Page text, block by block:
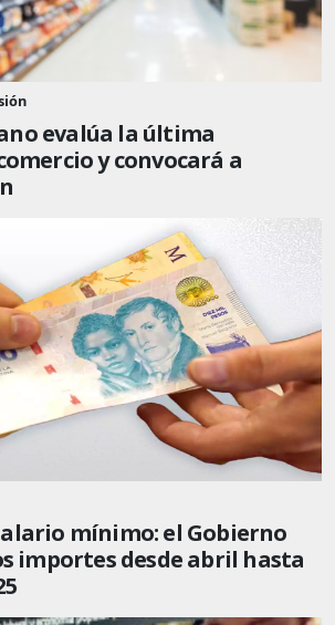
evalúa la última
y convocará a
mínimo: el Gobierno
importes desde abril hasta